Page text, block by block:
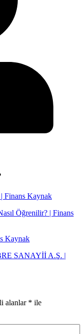
Finans Kaynak
Öğrenilir? | Finans
Kaynak
SANAYİİ A.Ş. |
alanlar * ile